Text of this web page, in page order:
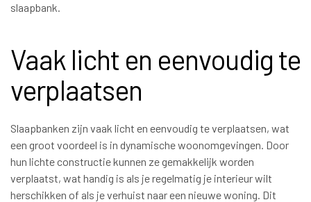
slaapbank.
Vaak licht en eenvoudig te
verplaatsen
Slaapbanken zijn vaak licht en eenvoudig te verplaatsen, wat
een groot voordeel is in dynamische woonomgevingen. Door
hun lichte constructie kunnen ze gemakkelijk worden
verplaatst, wat handig is als je regelmatig je interieur wilt
herschikken of als je verhuist naar een nieuwe woning. Dit